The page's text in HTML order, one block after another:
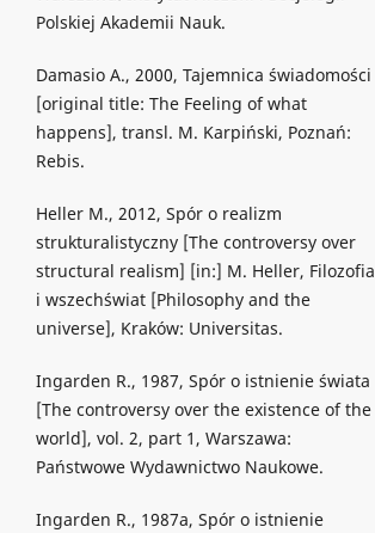
Polskiej Akademii Nauk.
Damasio A., 2000, Tajemnica świadomości
[original title: The Feeling of what
happens], transl. M. Karpiński, Poznań:
Rebis.
Heller M., 2012, Spór o realizm
strukturalistyczny [The controversy over
structural realism] [in:] M. Heller, Filozofia
i wszechświat [Philosophy and the
universe], Kraków: Universitas.
Ingarden R., 1987, Spór o istnienie świata
[The controversy over the existence of the
world], vol. 2, part 1, Warszawa:
Państwowe Wydawnictwo Naukowe.
Ingarden R., 1987a, Spór o istnienie